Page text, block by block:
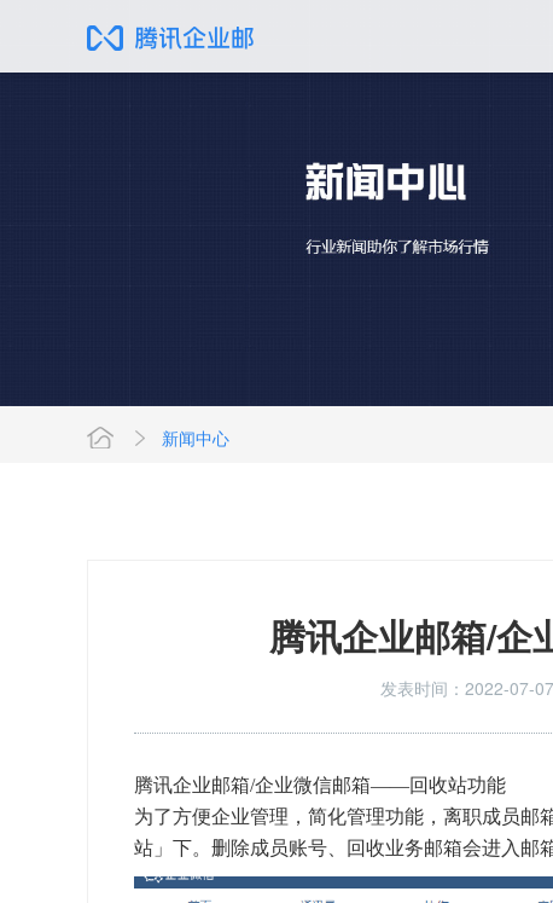
新闻中心
腾讯企业邮箱/企
发表时间：2022-07-07
腾讯企业邮箱/企业微信邮箱——回收站功能
为了方便企业管理，简化管理功能，离职成员邮
站」下。删除成员账号、回收业务邮箱会进入邮